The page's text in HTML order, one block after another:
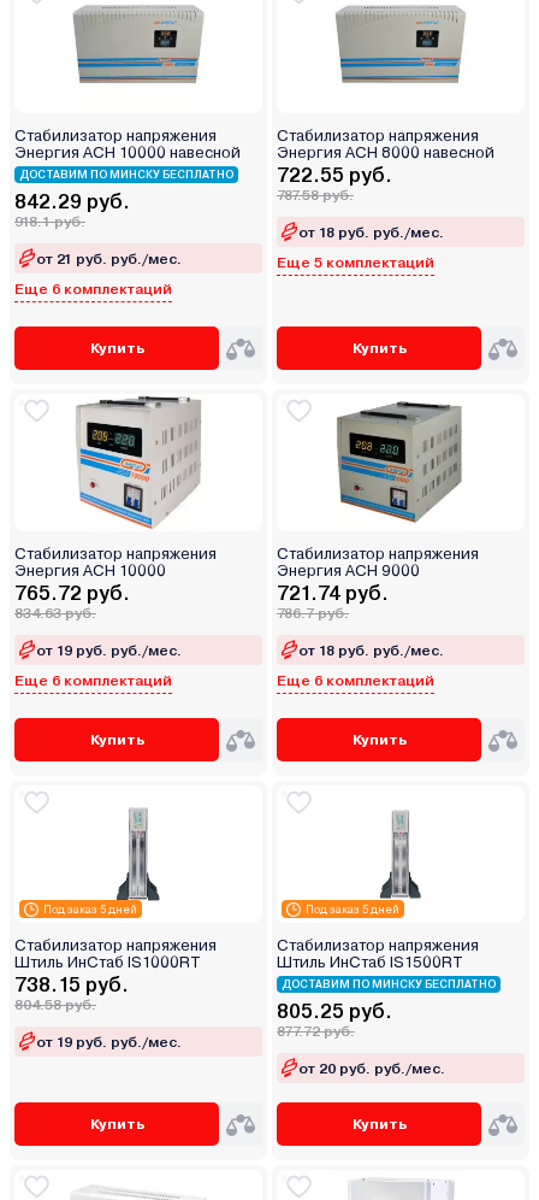
Стабилизатор напряжения
Энергия АСН 10000 навесной
ДОСТАВИМ ПО МИНСКУ БЕСПЛАТНО
842.29 руб.
918.1 руб.
от 21 руб. руб./мес.
Еще 6 комплектаций
Купить
Стабилизатор напряжения
Энергия АСН 8000 навесной
722.55 руб.
787.58 руб.
от 18 руб. руб./мес.
Еще 5 комплектаций
Купить
Стабилизатор напряжения
Энергия ACH 10000
765.72 руб.
834.63 руб.
от 19 руб. руб./мес.
Еще 6 комплектаций
Купить
Стабилизатор напряжения
Энергия ACH 9000
721.74 руб.
786.7 руб.
от 18 руб. руб./мес.
Еще 6 комплектаций
Купить
Под заказ 5 дней
Стабилизатор напряжения
Штиль ИнСтаб IS1000RT
738.15 руб.
804.58 руб.
от 19 руб. руб./мес.
Купить
Под заказ 5 дней
Стабилизатор напряжения
Штиль ИнСтаб IS1500RT
ДОСТАВИМ ПО МИНСКУ БЕСПЛАТНО
805.25 руб.
877.72 руб.
от 20 руб. руб./мес.
Купить